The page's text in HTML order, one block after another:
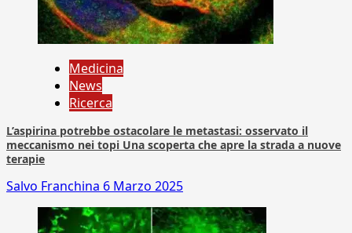
Medicina
News
Ricerca
L’aspirina potrebbe ostacolare le metastasi: osservato il
meccanismo nei topi Una scoperta che apre la strada a nuove
terapie
Salvo Franchina 6 Marzo 2025